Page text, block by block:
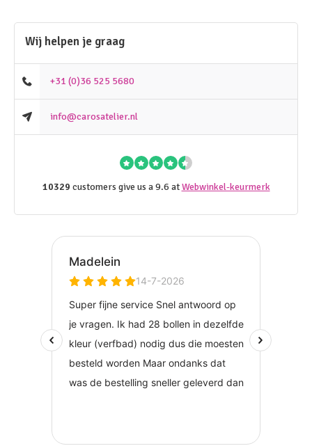
Wij helpen je graag
+31 (0)36 525 5680
info@carosatelier.nl
10329 customers give us a 9.6 atWebwinkel-keurmerk